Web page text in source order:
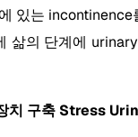
있는
삶의 단계에
치 구축 Stress